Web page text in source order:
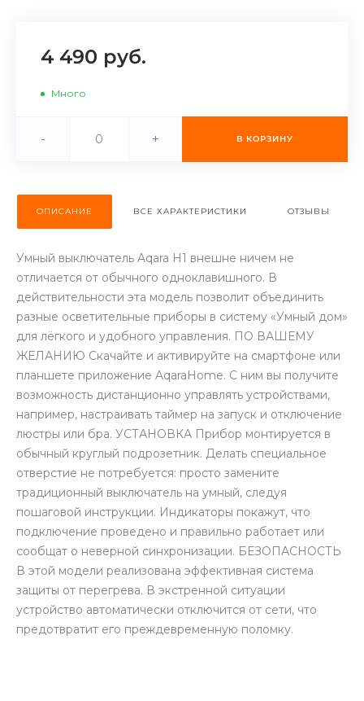
раз в 2
раз в 2 недели
8 800 302-02-51
4 490 руб.
Много
- + В КОРЗИНУ
ОПИСАНИЕ ВСЕ ХАРАКТЕРИСТИКИ ОТЗЫВЫ
Умный выключатель Aqara H1 внешне ничем не
отличается от обычного одноклавишного. В
действительности эта модель позволит объединить
разные осветительные приборы в систему «Умный дом»
для лёгкого и удобного управления. ПО ВАШЕМУ
ЖЕЛАНИЮ Скачайте и активируйте на смартфоне или
планшете приложение AqaraHome. С ним вы получите
возможность дистанционно управлять устройствами,
например, настраивать таймер на запуск и отключение
люстры или бра. УСТАНОВКА Прибор монтируется в
обычный круглый подрозетник. Делать специальное
отверстие не потребуется: просто замените
традиционный выключатель на умный, следуя
пошаговой инструкции. Индикаторы покажут, что
подключение проведено и правильно работает или
сообщат о неверной синхронизации. БЕЗОПАСНОСТЬ
В этой модели реализована эффективная система
защиты от перегрева. В экстренной ситуации
устройство автоматически отключится от сети, что
предотвратит его преждевременную поломку.